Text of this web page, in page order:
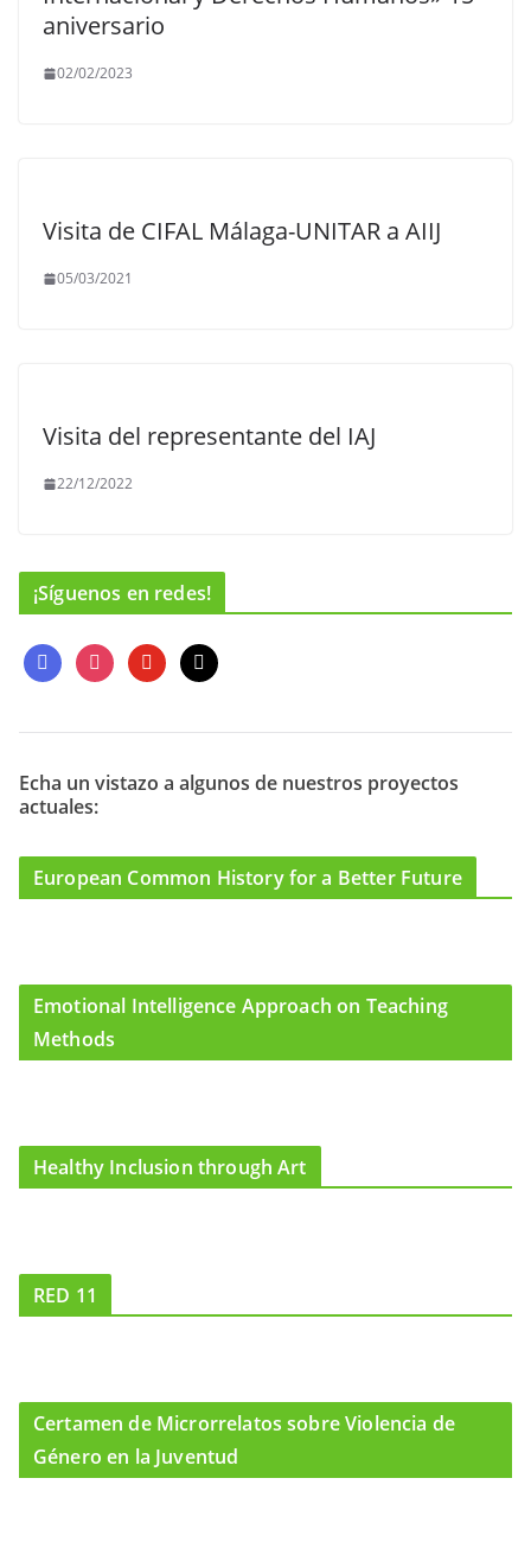
aniversario
02/02/2023
Visita de CIFAL Málaga-UNITAR a AIIJ
05/03/2021
Visita del representante del IAJ
22/12/2022
¡Síguenos en redes!
f
a
e
o
o
i
n
t
g
r
m
y
o
t
b
m
a
l
Echa un vistazo a algunos de nuestros proyectos
actuales:
European Common History for a Better Future
Emotional Intelligence Approach on Teaching
Methods
Healthy Inclusion through Art
RED 11
Certamen de Microrrelatos sobre Violencia de
Género en la Juventud